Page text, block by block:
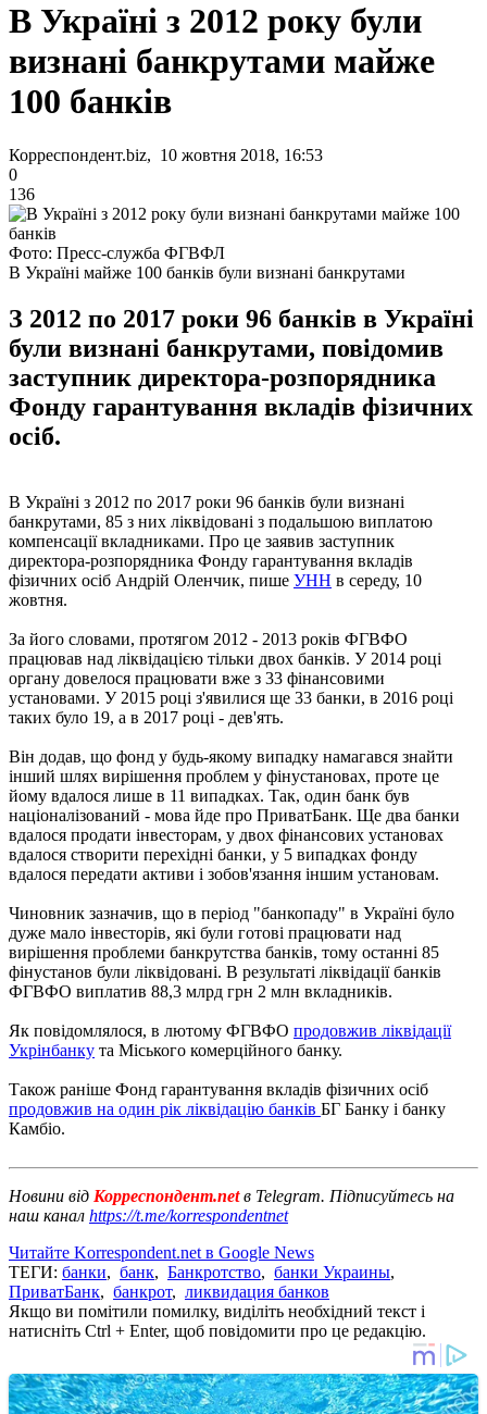
В Україні з 2012 року були
визнані банкрутами майже
100 банків
Корреспондент.biz, 10 жовтня 2018, 16:53
0
136
Фото: Пресс-служба ФГВФЛ
В Україні майже 100 банків були визнані банкрутами
З 2012 по 2017 роки 96 банків в Україні
були визнані банкрутами, повідомив
заступник директора-розпорядника
Фонду гарантування вкладів фізичних
осіб.
В Україні з 2012 по 2017 роки 96 банків були визнані
банкрутами, 85 з них ліквідовані з подальшою виплатою
компенсації вкладниками. Про це заявив заступник
директора-розпорядника Фонду гарантування вкладів
фізичних осіб Андрій Оленчик, пише УНН в середу, 10
жовтня.
За його словами, протягом 2012 - 2013 років ФГВФО
працював над ліквідацією тільки двох банків. У 2014 році
органу довелося працювати вже з 33 фінансовими
установами. У 2015 році з'явилися ще 33 банки, в 2016 році
таких було 19, а в 2017 році - дев'ять.
Він додав, що фонд у будь-якому випадку намагався знайти
інший шлях вирішення проблем у фінустановах, проте це
йому вдалося лише в 11 випадках. Так, один банк був
націоналізований - мова йде про ПриватБанк. Ще два банки
вдалося продати інвесторам, у двох фінансових установах
вдалося створити перехідні банки, у 5 випадках фонду
вдалося передати активи і зобов'язання іншим установам.
Чиновник зазначив, що в період "банкопаду" в Україні було
дуже мало інвесторів, які були готові працювати над
вирішення проблеми банкрутства банків, тому останні 85
фінустанов були ліквідовані. В результаті ліквідації банків
ФГВФО виплатив 88,3 млрд грн 2 млн вкладників.
Як повідомлялося, в лютому ФГВФО продовжив ліквідації
Укрінбанку та Міського комерційного банку.
Також раніше Фонд гарантування вкладів фізичних осіб
продовжив на один рік ліквідацію банків БГ Банку і банку
Камбіо.
Новини від Корреспондент.netв Telegram. Підписуйтесь на
наш канал https://t.me/korrespondentnet
Читайте Korrespondent.net в Google News
ТЕГИ: банки, банк, Банкротство, банки Украины,
ПриватБанк, банкрот, ликвидация банков
Якщо ви помітили помилку, виділіть необхідний текст і
натисніть Ctrl + Enter, щоб повідомити про це редакцію.